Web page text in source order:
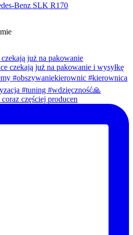
Benz SLK R170
już na pakowanie
częściej producen